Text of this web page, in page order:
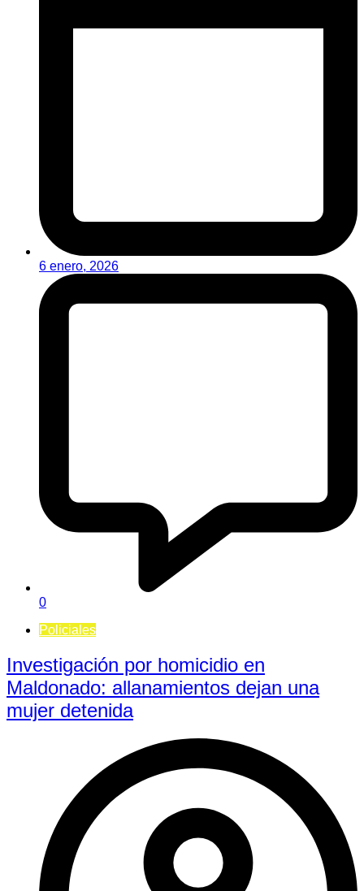
6 enero, 2026
0
Policiales
Investigación por homicidio en
Maldonado: allanamientos dejan una
mujer detenida